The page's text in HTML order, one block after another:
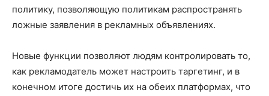
политику, позволяющую политикам распространять
ложные заявления в рекламных объявлениях.
Новые функции позволяют людям контролировать то,
как рекламодатель может настроить таргетинг, и в
конечном итоге достичь их на обеих платформах, что